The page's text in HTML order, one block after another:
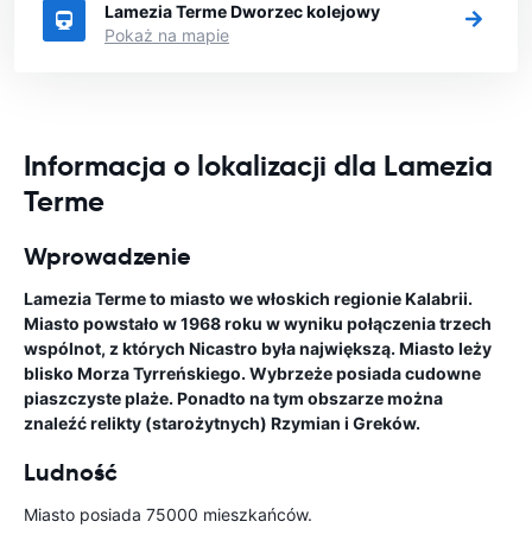
Lamezia Terme Dworzec kolejowy
Pokaż na mapie
Informacja o lokalizacji dla Lamezia
Terme
Wprowadzenie
Lamezia Terme to miasto we włoskich regionie Kalabrii.
Miasto powstało w 1968 roku w wyniku połączenia trzech
wspólnot, z których Nicastro była największą. Miasto leży
blisko Morza Tyrreńskiego. Wybrzeże posiada cudowne
piaszczyste plaże. Ponadto na tym obszarze można
znaleźć relikty (starożytnych) Rzymian i Greków.
Ludność
Miasto posiada 75000 mieszkańców.